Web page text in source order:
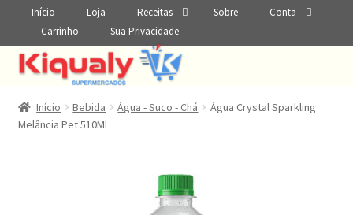
Início Loja Receitas Sobre
Conta
Carrinho
Sua Privacidade
Início Bebida Água - Suco - Chá
Água Crystal Sparkling
Melância Pet 510ML